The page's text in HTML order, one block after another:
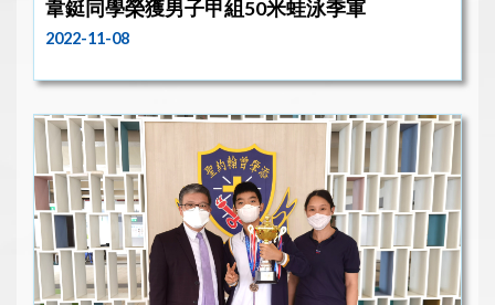
韋鋌同學榮獲男子甲組50米蛙泳季軍
2022-11-08